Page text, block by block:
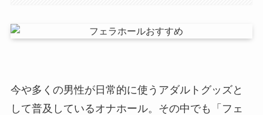
今や多くの男性が日常的に使うアダルトグッズと
して普及しているオナホール。その中でも「フェ